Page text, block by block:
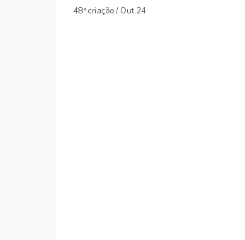
48ª criação / Out.24